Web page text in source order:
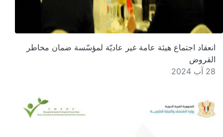
انعقاد اجتماع هيئة عامة غير عاديّة لمؤسّسة ضمان مخاطر
القروض
28 آب 2024